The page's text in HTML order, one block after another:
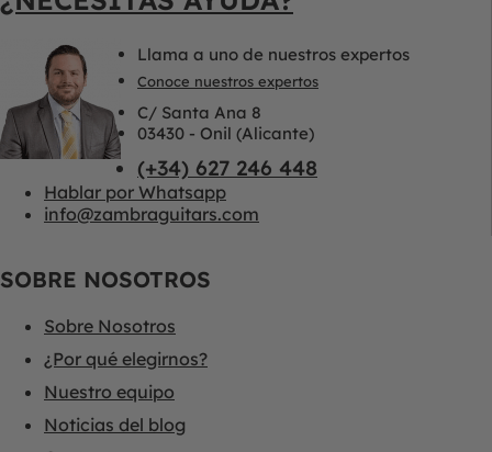
Llama a uno de nuestros expertos
Conoce nuestros expertos
C/ Santa Ana 8
03430 - Onil (Alicante)
(+34) 627 246 448
Hablar por Whatsapp
info@zambraguitars.com
SOBRE NOSOTROS
Sobre Nosotros
¿Por qué elegirnos?
Nuestro equipo
Noticias del blog